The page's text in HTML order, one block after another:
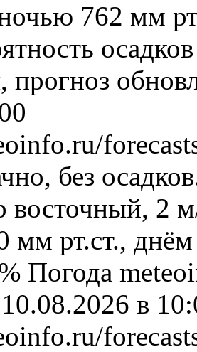
762 мм
прогноз
без
восточный, 2
мм рт.ст.,
Погода
в